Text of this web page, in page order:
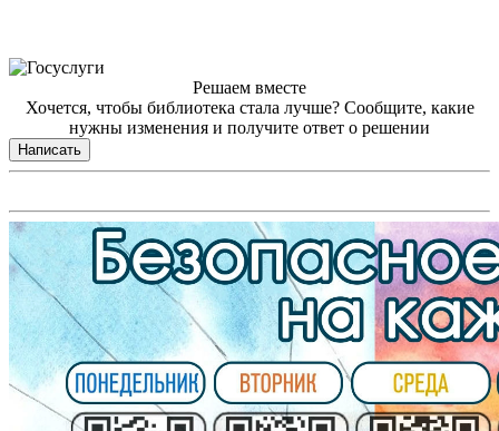
Решаем вместе
Хочется, чтобы библиотека стала лучше? Сообщите, какие
нужны изменения и получите ответ о решении
Написать